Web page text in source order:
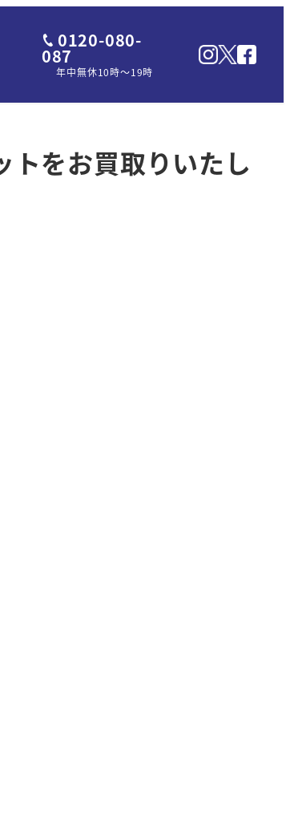
0120-080-
087
年中無休10時～19時
トをお買取りいたし